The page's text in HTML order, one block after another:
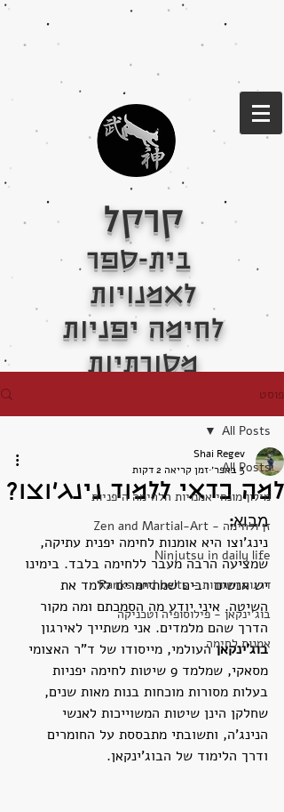
קרקל
בית-ספר
לאמנויות
לחימה יפניות
מסורתיות
פוסט
All Posts
מילון מונחי אמנויות הלחימה היפניות
זן ולחימה - Zen and Martial-Art
Ninjutsu in daily life
דרגות וחגורות - Ranks and belts
בוג'ינקאן - פילוסופיה וטכניקה
אמנות לחימה
All Posts
למה כדאי ללמוד נינג'וצו?
Shai Regev
3 באפר׳
זמן קריאה 2 דקות
מבוא:
נינג'וצו היא אומנות לחימה יפנית עתיקה,
שמציעה הרבה מעבר ללחימה בלבד. בימינו
יש אנשים רבים שמתיימרים ללמד את
השיטה. איני יודע מה הסמכתם ומה מקור
הדרך שהם מלמדים. אני משתייך לאירגון
בוג'ינקאן העולמי, מייסודו של ד"ר האצומי
מסאקי, שמלמד 9 שיטות לחימה יפניות
בעלות מסורות מוכחות בנות מאות שנים,
שחלקן הינן שיטות המשוייכות לאנשי
הנינג'ה, ותשובתי מתבססת על החומרים
ודרך הלימוד של הבוג'ינקאן.